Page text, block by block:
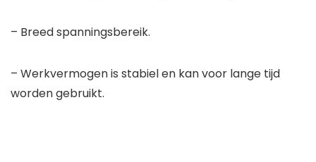
– Breed spanningsbereik.
– Werkvermogen is stabiel en kan voor lange tijd
worden gebruikt.